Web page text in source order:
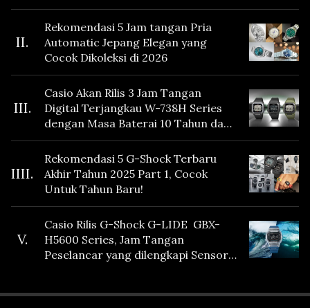
II.
Rekomendasi 5 Jam tangan Pria
Automatic Jepang Elegan yang
Cocok Dikoleksi di 2026
III.
Casio Akan Rilis 3 Jam Tangan
Digital Terjangkau W-738H Series
dengan Masa Baterai 10 Tahun dan
Fitur Vibration
IIII.
Rekomendasi 5 G-Shock Terbaru
Akhir Tahun 2025 Part 1, Cocok
Untuk Tahun Baru!
V.
Casio Rilis G-Shock G-LIDE GBX-
H5600 Series, Jam Tangan
Peselancar yang dilengkapi Sensor